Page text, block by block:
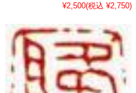
¥2,500(税込 ¥2,750)